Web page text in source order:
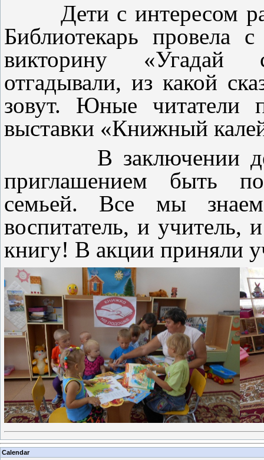
Дети с интересом
Библиотекарь провела
викторину «Угадай
отгадывали, из какой
зовут. Юные читатели
выставки «Книжный
В заключении
приглашением быть
семьей. Все мы
воспитатель, и учитель,
книгу! В акции приняли
Calendar